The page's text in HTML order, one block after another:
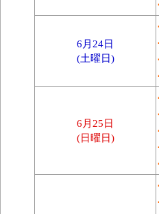
6月24日
(土曜日)
6月25日
(日曜日)